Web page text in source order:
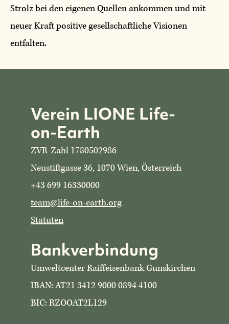
Strolz bei den eigenen Quellen ankommen und mit
neuer Kraft positive gesellschaftliche Visionen
entfalten.
Verein LIONE Life-
on-Earth
ZVR-Zahl 1780502986
Neustiftgasse 36, 1070 Wien, Österreich
+43 699 16330000
team@life-on-earth.org
Statuten
Bankverbindung
Umweltcenter Raiffeisenbank Gunskirchen
IBAN: AT21 3412 9000 0894 4100
BIC: RZOOAT2L129